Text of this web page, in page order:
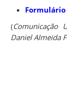
(Comunicação
Daniel Almeida